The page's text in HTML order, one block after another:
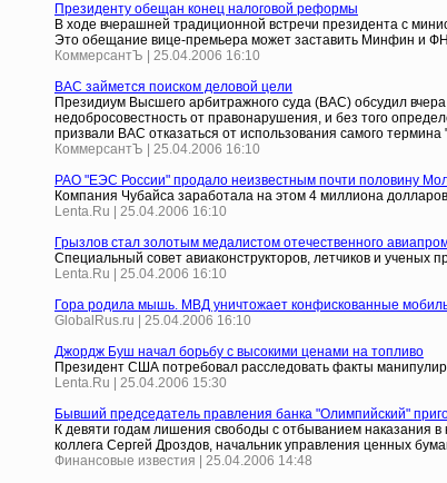
Президенту обещан конец налоговой реформы
В ходе вчерашней традиционной встречи президента с
Это обещание вице-премьера может заставить Минфин и
КоммерсантЪ | 25.04.2006 16:10
ВАС займется поиском деловой цели
Президиум Высшего арбитражного суда (ВАС) обсудил
недобросовестность от правонарушения, и без того
призвали ВАС отказаться от использования самого
КоммерсантЪ | 25.04.2006 16:10
РАО "ЕЭС России" продало неизвестным почти половину
Компания Чубайса заработала на этом 4 миллиона долларов
Lenta.Ru | 25.04.2006 16:10
Грызлов стал золотым медалистом отечественного
Специальный совет авиаконструкторов, летчиков и ученых
Lenta.Ru | 25.04.2006 16:10
Гора родила мышь. МВД уничтожает конфискованные
GlobalRus.ru | 25.04.2006 16:10
Джордж Буш начал борьбу с высокими ценами на топливо
Президент США потребовал расследовать факты
Lenta.Ru | 25.04.2006 15:30
Бывший председатель правления банка "Олимпийский"
К девяти годам лишения свободы с отбыванием наказания
коллега Сергей Дроздов, начальник управления ценных
Финансовые известия | 25.04.2006 14:48